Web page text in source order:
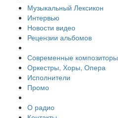
Музыкальный Лексикон
Интервью
Новости видео
Рецензии альбомов
Современные композиторы
Оркестры, Хоры, Опера
Исполнители
Промо
О радио